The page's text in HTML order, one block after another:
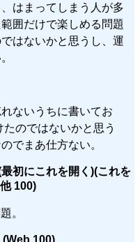
はまってしまう人が多
囲だけで楽しめる問題
はないかと思うし、運
ないうちに書いてお
のではないかと思う
でまあ仕方ない。
初にこれを開く)(これを
100)
。
100)